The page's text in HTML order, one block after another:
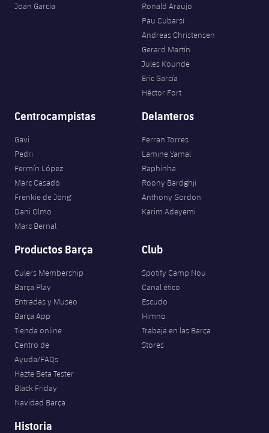
Joan Garcia
Ronald Araujo
Pau Cubarsí
Andreas Christensen
Gerard Martín
Jules Kounde
Eric García
Héctor Fort
Centrocampistas
Gavi
Pedri
Fermín López
Marc Casadó
Frenkie de Jong
Dani Olmo
Marc Bernal
Delanteros
Ferran Torres
Lamine Yamal
Raphinha
Roony Bardghji
Anthony Gordon
Karim Adeyemi
Productos Barça
Culers Membership
Barça Play
Entradas y Museo
Barça App
Tienda online
Centro de
Ayuda/FAQs
Hazte Beta Tester
Black Friday
Navidad Barça
Club
Spotify Camp Nou
Canal ético
Escudo
Himno
Trabaja en las Barça
Stores
Historia